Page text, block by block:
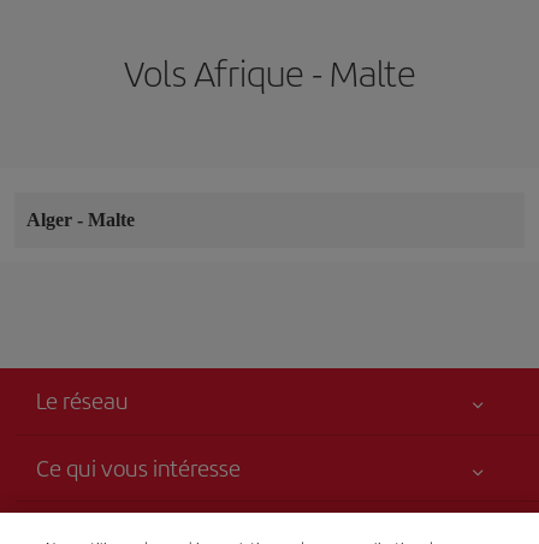
Vols Afrique - Malte
Alger - Malte
Le réseau
Ce qui vous intéresse
Votre sécurité est notre priorité
Iberia c’est aussi